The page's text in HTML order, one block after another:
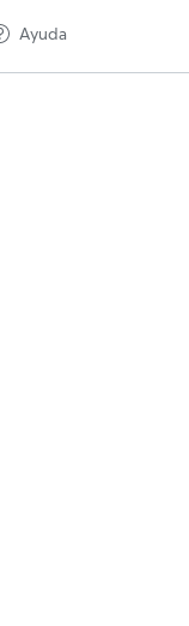
Ayuda